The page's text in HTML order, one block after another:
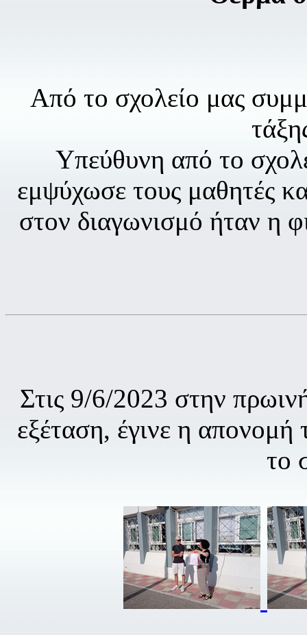
Από το σχολείο μας
Υπεύθυνη από το
εμψύχωσε τους μαθητές
στον διαγωνισμό ήταν η
Στις 9/6/2023 στην
εξέταση, έγινε η
το